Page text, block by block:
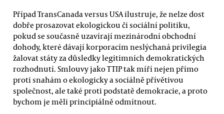
Případ TransCanada versus USA ilustruje, že nelze dost
dobře prosazovat ekologickou či sociální politiku,
pokud se současně uzavírají mezinárodní obchodní
dohody, které dávají korporacím neslýchaná privilegia
žalovat státy za důsledky legitimních demokratických
rozhodnutí. Smlouvy jako TTIP tak míří nejen přímo
proti snahám o ekologicky a sociálně přívětivou
společnost, ale také proti podstatě demokracie, a proto
bychom je měli principiálně odmítnout.